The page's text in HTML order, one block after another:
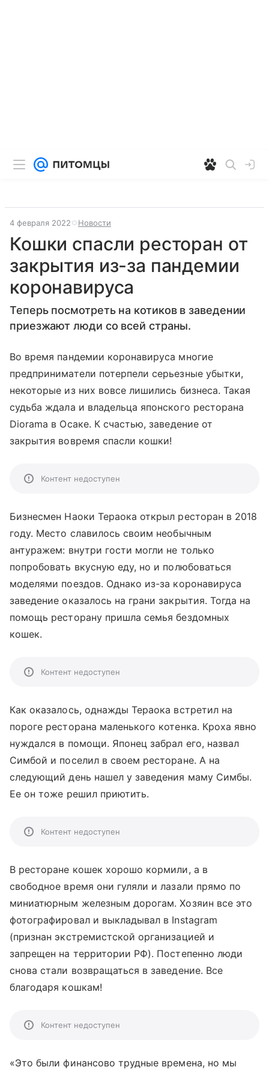
4 февраля 2022 Новости
Кошки спасли ресторан от
закрытия из-за пандемии
коронавируса
Теперь посмотреть на котиков в заведении
приезжают люди со всей страны.
Во время пандемии коронавируса многие
предприниматели потерпели серьезные убытки,
некоторые из них вовсе лишились бизнеса. Такая
судьба ждала и владельца японского ресторана
Diorama в Осаке. К счастью, заведение от
закрытия вовремя спасли кошки!
Контент недоступен
Бизнесмен Наоки Тераока открыл ресторан в 2018
году. Место славилось своим необычным
антуражем: внутри гости могли не только
попробовать вкусную еду, но и полюбоваться
моделями поездов. Однако из-за коронавируса
заведение оказалось на грани закрытия. Тогда на
помощь ресторану пришла семья бездомных
кошек.
Контент недоступен
Как оказалось, однажды Тераока встретил на
пороге ресторана маленького котенка. Кроха явно
нуждался в помощи. Японец забрал его, назвал
Симбой и поселил в своем ресторане. А на
следующий день нашел у заведения маму Симбы.
Ее он тоже решил приютить.
Контент недоступен
В ресторане кошек хорошо кормили, а в
свободное время они гуляли и лазали прямо по
миниатюрным железным дорогам. Хозяин все это
фотографировал и выкладывал в Instagram
(признан экстремистской организацией и
запрещен на территории РФ). Постепенно люди
снова стали возвращаться в заведение. Все
благодаря кошкам!
Контент недоступен
«Это были финансово трудные времена, но мы